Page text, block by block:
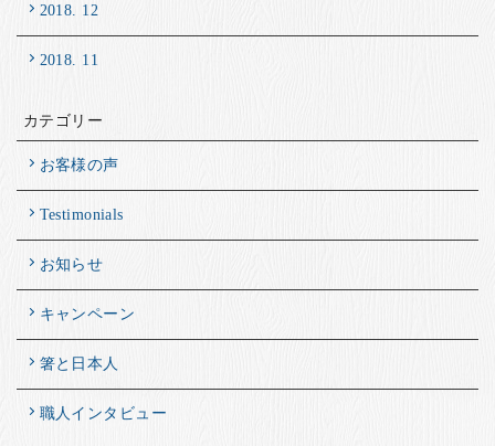
2018. 12
2018. 11
カテゴリー
お客様の声
Testimonials
お知らせ
キャンペーン
箸と日本人
職人インタビュー